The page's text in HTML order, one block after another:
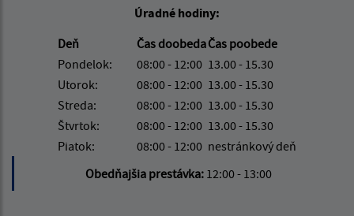
Úradné hodiny:
Deň
Čas doobedaČas poobede
Pondelok:
08:00 - 12:00 13.00 - 15.30
Utorok:
08:00 - 12:00 13.00 - 15.30
Streda:
08:00 - 12:00 13.00 - 15.30
Štvrtok:
08:00 - 12:00 13.00 - 15.30
Piatok:
08:00 - 12:00 nestránkový deň
Obedňajšia prestávka: 12:00 - 13:00